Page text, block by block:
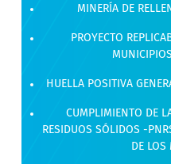
MINERÍA DE
PROYECTO
HUELLA POSITIVA
CUMPLIMIENTO DE
RESIDUOS SÓLIDOS -
DE